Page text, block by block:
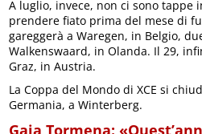
A luglio, invece, non ci sono tappe
prendere fiato prima del mese di
gareggerà a Waregen, in Belgio,
Walkenswaard, in Olanda. Il 29,
Graz, in Austria.
La Coppa del Mondo di XCE si
Germania, a Winterberg.
Gaia Tormena: